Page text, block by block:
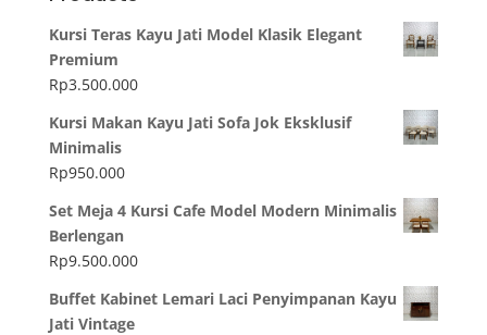
Kursi Teras Kayu Jati Model Klasik Elegant
Premium
Rp3.500.000
Kursi Makan Kayu Jati Sofa Jok Eksklusif
Minimalis
Rp950.000
Set Meja 4 Kursi Cafe Model Modern Minimalis
Berlengan
Rp9.500.000
Buffet Kabinet Lemari Laci Penyimpanan Kayu
Jati Vintage